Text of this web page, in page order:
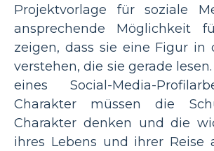
Projektvorlage für soziale
ansprechende Möglichkeit
zeigen, dass sie eine Figur in
verstehen, die sie gerade
eines Social-Media-
Charakter müssen die
Charakter denken und die
ihres Lebens und ihrer Reise